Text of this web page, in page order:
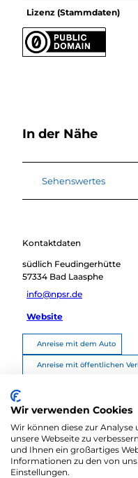
Lizenz (Stammdaten)
In der Nähe
Sehenswertes
Kontaktdaten
südlich Feudingerhütte
57334 Bad Laasphe
info@npsr.de
Website
Anreise mit dem Auto
Anreise mit öffentlichen
Wir verwenden Cookies
Wir können diese zur
unsere Webseite zu
und Ihnen ein großartiges
Informationen zu den von
Einstellungen.